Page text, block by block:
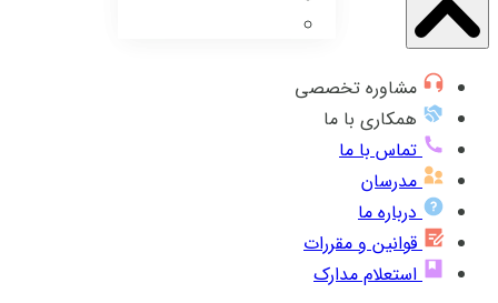
مشاوره تخصصی
همکاری با ما
تماس با ما
مدرسان
درباره ما
قوانین و مقررات
استعلام مدارک